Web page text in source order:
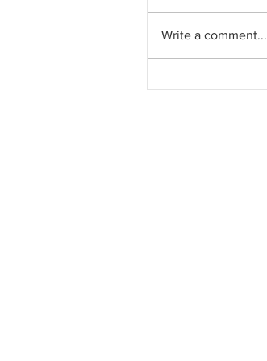
Write a comment...